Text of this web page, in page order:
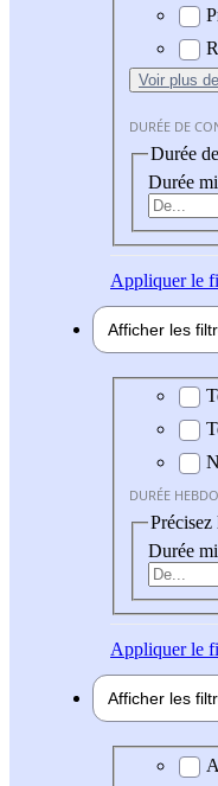
Voir plus
DURÉE DE
Durée
Durée
Appliquerle
Afficher les
Durée
DURÉE
Précisez
Durée
Appliquerle
Afficher les
Domaine